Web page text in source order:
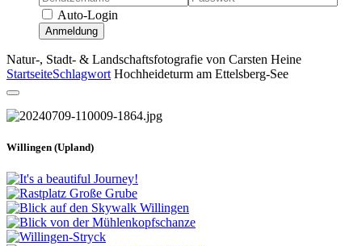
Auto-Login
Anmeldung
Natur-, Stadt- & Landschaftsfotografie von Carsten Heine
StartseiteSchlagwort Hochheideturm am Ettelsberg-See
Willingen (Upland)